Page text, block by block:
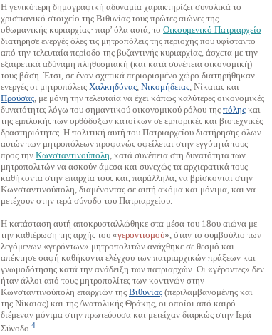
Η γενικότερη δημογραφική αδυναμία χαρακτηρίζει συνολικά το
χριστιανικό στοιχείο της Βιθυνίας τους πρώτες αιώνες της
οθωμανικής κυριαρχίας· παρ’ όλα αυτά, το Οικουμενικό Πατριαρχείο
διατήρησε ενεργές όλες τις μητροπόλεις της περιοχής που υφίσταντο
από την τελευταία περίοδο της βυζαντινής κυριαρχίας, άσχετα με την
εξαιρετικά αδύναμη πληθυσμιακή (και κατά συνέπεια οικονομική)
τους βάση. Έτσι, σε έναν σχετικά περιορισμένο χώρο διατηρήθηκαν
ενεργές οι μητροπόλεις Χαλκηδόνας Νικομήδειας , Νίκαιας και
Προύσας , με μόνη την τελευταία να έχει κάπως καλύτερες οικονομικές
δυνατότητες λόγω του σημαντικού οικονομικού ρόλου της πόλης και
της εμπλοκής των ορθόδοξων κατοίκων σε εμπορικές και βιοτεχνικές
δραστηριότητες. Η πολιτική αυτή του Πατριαρχείου διατήρησης όλων
αυτών των μητροπόλεων προφανώς οφείλεται στην εγγύτητά τους
προς την Κωνσταντινούπολη , κατά συνέπεια στη δυνατότητα των
μητροπολιτών να ασκούν άμεσα και συνεχώς τα αρχιερατικά τους
καθήκοντα στην επαρχία τους και, παράλληλα, να βρίσκονται στην
Κωνσταντινούπολη, διαμένοντας σε αυτή ακόμα και μόνιμα, και να
μετέχουν στην ιερά σύνοδο του Πατριαρχείου.
Η κατάσταση αυτή αποκρυσταλλώθηκε στα μέσα του 18ου αιώνα με
την καθιέρωση της αρχής του «γεροντισμού», όταν το συμβούλιο των
λεγόμενων «γερόντων» μητροπολιτών ανάχθηκε σε θεσμό και
απέκτησε σαφή καθήκοντα ελέγχου των πατριαρχικών πράξεων και
γνωμοδότησης κατά την ανάδειξη των πατριαρχών. Οι «γέροντες» δεν
ήταν άλλοι από τους μητροπολίτες των κοντινών στην
Κωνσταντινούπολη επαρχιών της Βιθυνίας (περιλαμβανομένης και
της Νίκαιας) και της Ανατολικής Θράκης, οι οποίοι από καιρό
διέμεναν μόνιμα στην πρωτεύουσα και μετείχαν διαρκώς στην Ιερά
Σύνοδο.4